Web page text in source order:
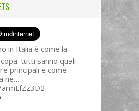
in Italia è come la
tutti sanno quali
principali e come
ne…